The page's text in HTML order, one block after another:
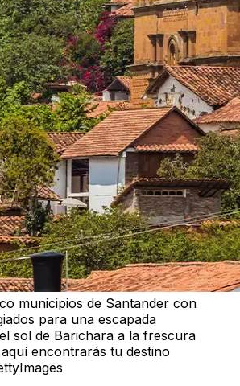
municipios de Santander con
para una escapada
sol de Barichara a la frescura
encontrarás tu destino